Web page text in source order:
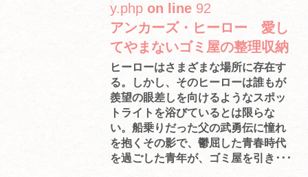
y.php on line 92
アンカーズ・ヒーロー 愛し
てやまないゴミ屋の整理収納
ヒーローはさまざまな場所に存在す
る。しかし、そのヒーローは誰もが
羨望の眼差しを向けるようなスポッ
トライトを浴びているとは限らな
い。船乗りだった父の武勇伝に憧れ
を抱くその影で、鬱屈した青春時代
を過ごした青年が、ゴミ屋を引き･･･